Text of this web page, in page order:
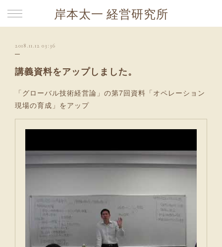
岸本太一 経営研究所
2018.11.12 03:36
講義資料をアップしました。
「グローバル技術経営論」の第7回資料「オペレーション
現場の育成」をアップ